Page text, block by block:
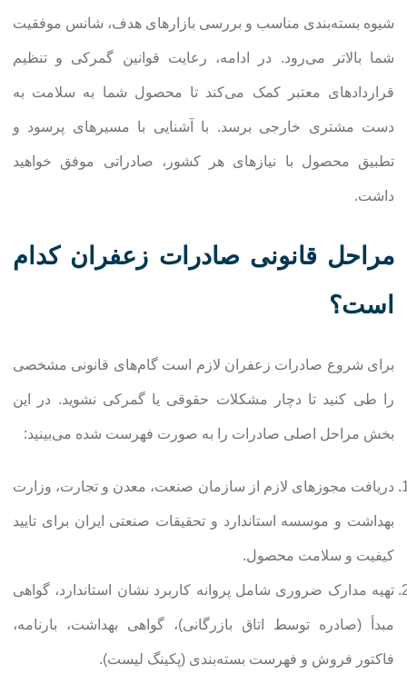
شیوه بسته‌بندی مناسب و بررسی بازارهای هدف، شانس موفقیت
شما بالاتر می‌رود. در ادامه، رعایت قوانین گمرکی و تنظیم
قراردادهای معتبر کمک می‌کند تا محصول شما به سلامت به
دست مشتری خارجی برسد. با آشنایی با مسیرهای پرسود و
تطبیق محصول با نیازهای هر کشور، صادراتی موفق خواهید
داشت.
مراحل قانونی صادرات زعفران کدام
است؟
برای شروع صادرات زعفران لازم است گام‌های قانونی مشخصی
را طی کنید تا دچار مشکلات حقوقی یا گمرکی نشوید. در این
بخش مراحل اصلی صادرات را به صورت فهرست شده می‌بینید:
دریافت مجوزهای لازم از سازمان صنعت، معدن و تجارت، وزارت
بهداشت و موسسه استاندارد و تحقیقات صنعتی ایران برای تایید
کیفیت و سلامت محصول.
تهیه مدارک ضروری شامل پروانه کاربرد نشان استاندارد، گواهی
مبدأ (صادره توسط اتاق بازرگانی)، گواهی بهداشت، بارنامه،
فاکتور فروش و فهرست بسته‌بندی (پکینگ لیست).